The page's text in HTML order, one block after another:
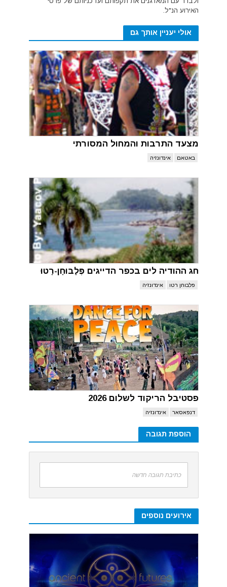
האירוע הנ"ל.
אולי יעניין אותך גם
מצעד התרבות והמחול המסורתי
באטאם אינדונזיה
חג ההודיה לים בכפר הדייגים פֶּלָבּוּחָן-רָטוּ
פלבוחן רטו אינדונזיה
פסטיבל הריקוד לשלום 2026
דנפאסאר אינדונזיה
הוספת תגובה
כתיבת תגובה חדשה
אירועים נוספים